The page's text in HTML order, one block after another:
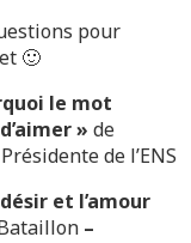
pour
🙂
le mot
» de
de l’ENS
et l’amour
–